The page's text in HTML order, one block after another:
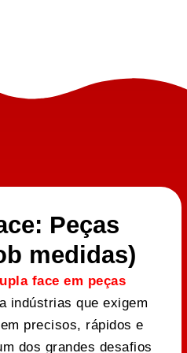
Peças
medidas)
face em peças
indústrias que exigem
precisos, rápidos e
dos grandes desafios